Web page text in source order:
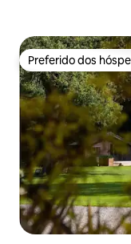
Preferido dos
Preferido dos